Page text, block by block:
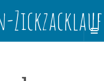
Zickzacklauf